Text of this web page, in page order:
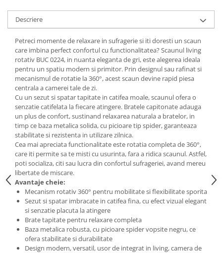
Mese gradinita
Scaune gradinita
Set mese si scaune gradinita
Mobilier copii
Mobila camera copii
Scaune birou pentru copii
Saltele patuturi copii
Paturi copii
Masa si scaune gradinita
Seturi comode living si dormitor
Descriere
Petreci momente de relaxare in sufragerie si iti doresti un scaun
care imbina perfect confortul cu functionalitatea? Scaunul living
rotativ BUC 0224, in nuanta eleganta de gri, este alegerea ideala
pentru un spatiu modern si primitor. Prin designul sau rafinat si
mecanismul de rotatie la 360°, acest scaun devine rapid piesa
centrala a camerei tale de zi.
Cu un sezut si spatar tapitate in catifea moale, scaunul ofera o
senzatie catifelata la fiecare atingere. Bratele capitonate adauga
un plus de confort, sustinand relaxarea naturala a bratelor, in
timp ce baza metalica solida, cu picioare tip spider, garanteaza
stabilitate si rezistenta in utilizare zilnica.
Cea mai apreciata functionalitate este rotatia completa de 360°,
care iti permite sa te misti cu usurinta, fara a ridica scaunul. Astfel,
poti socializa, citi sau lucra din confortul sufrageriei, avand mereu
libertate de miscare.
Avantaje cheie:
Mecanism rotativ 360° pentru mobilitate si flexibilitate sporita
Sezut si spatar imbracate in catifea fina, cu efect vizual elegant
si senzatie placuta la atingere
Brate tapitate pentru relaxare completa
Baza metalica robusta, cu picioare spider vopsite negru, ce
ofera stabilitate si durabilitate
Design modern, versatil, usor de integrat in living, camera de